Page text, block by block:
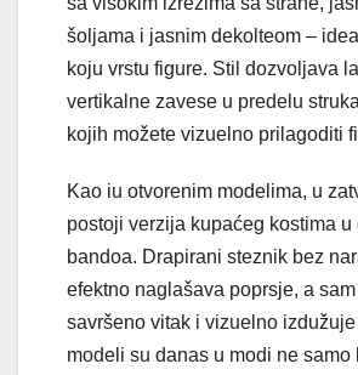
šoljama i jasnim dekolteom –
koju vrstu figure. Stil dozvoljava
vertikalne zavese u predelu
kojih možete vizuelno prilagoditi
Kao iu otvorenim modelima, u
postoji verzija kupaćeg kostima u
bandoa. Drapirani steznik bez
efektno naglašava poprsje, a
savršeno vitak i vizuelno
modeli su danas u modi ne samo